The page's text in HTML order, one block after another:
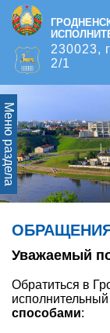
230023,
2/1
Меню раздела
Уважаемый
Обратиться в
способами: